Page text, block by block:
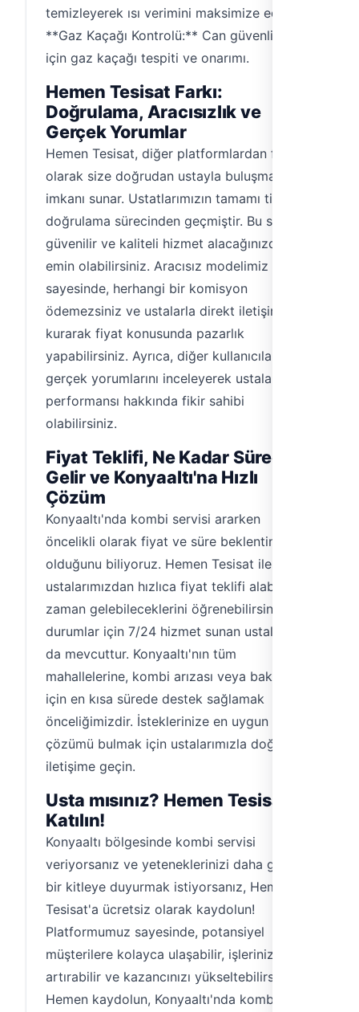
temizleyerek ısı verimini maksimize edin. *
**Gaz Kaçağı Kontrolü:** Can güvenliğiniz
için gaz kaçağı tespiti ve onarımı.
Hemen Tesisat Farkı:
Doğrulama, Aracısızlık ve
Gerçek Yorumlar
Hemen Tesisat, diğer platformlardan farklı
olarak size doğrudan ustayla buluşma
imkanı sunar. Ustatlarımızın tamamı titiz bir
doğrulama sürecinden geçmiştir. Bu sayede,
güvenilir ve kaliteli hizmet alacağınızdan
emin olabilirsiniz. Aracısız modelimiz
sayesinde, herhangi bir komisyon
ödemezsiniz ve ustalarla direkt iletişim
kurarak fiyat konusunda pazarlık
yapabilirsiniz. Ayrıca, diğer kullanıcıların
gerçek yorumlarını inceleyerek ustaların
performansı hakkında fikir sahibi
olabilirsiniz.
Fiyat Teklifi, Ne Kadar Sürede
Gelir ve Konyaaltı'na Hızlı
Çözüm
Konyaaltı'nda kombi servisi ararken
öncelikli olarak fiyat ve süre beklentiniz
olduğunu biliyoruz. Hemen Tesisat ile
ustalarımızdan hızlıca fiyat teklifi alabilir, ne
zaman gelebileceklerini öğrenebilirsiniz. Acil
durumlar için 7/24 hizmet sunan ustalarımız
da mevcuttur. Konyaaltı'nın tüm
mahallelerine, kombi arızası veya bakımı
için en kısa sürede destek sağlamak
önceliğimizdir. İsteklerinize en uygun
çözümü bulmak için ustalarımızla doğrudan
iletişime geçin.
Usta mısınız? Hemen Tesisat'a
Katılın!
Konyaaltı bölgesinde kombi servisi
veriyorsanız ve yeteneklerinizi daha geniş
bir kitleye duyurmak istiyorsanız, Hemen
Tesisat'a ücretsiz olarak kaydolun!
Platformumuz sayesinde, potansiyel
müşterilere kolayca ulaşabilir, işlerinizi
artırabilir ve kazancınızı yükseltebilirsiniz.
Hemen kaydolun, Konyaaltı'nda kombi